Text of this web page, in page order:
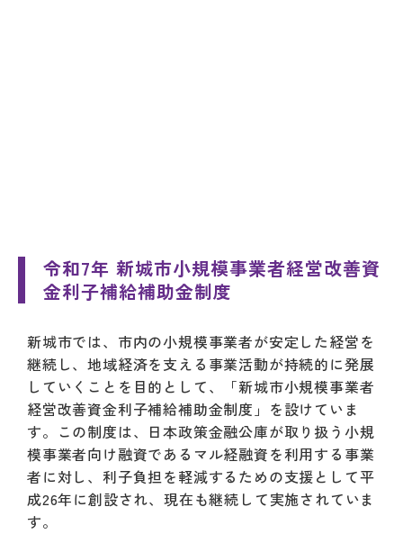
令和7年 新城市小規模事業者経営改善資
金利子補給補助金制度
新城市では、市内の小規模事業者が安定した経営を
継続し、地域経済を支える事業活動が持続的に発展
していくことを目的として、「新城市小規模事業者
経営改善資金利子補給補助金制度」を設けていま
す。この制度は、日本政策金融公庫が取り扱う小規
模事業者向け融資であるマル経融資を利用する事業
者に対し、利子負担を軽減するための支援として平
成26年に創設され、現在も継続して実施されていま
す。